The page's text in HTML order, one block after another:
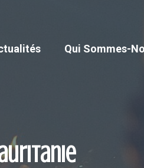
Qui Sommes-